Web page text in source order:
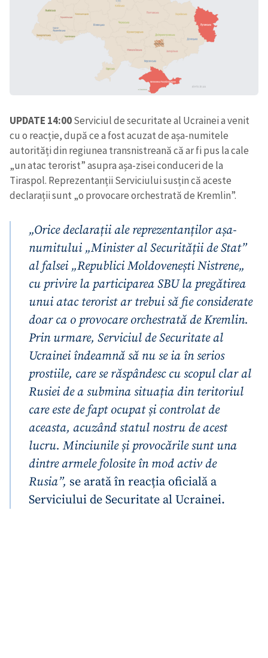
UPDATE 14:00Serviciul de securitate al Ucrainei a venit
cu o reacție, după ce a fost acuzat de așa-numitele
autorități din regiunea transnistreană că ar fi pus la cale
„un atac terorist” asupra așa-zisei conduceri de la
Tiraspol. Reprezentanții Serviciului susțin că aceste
declarații sunt „o provocare orchestrată de Kremlin”.
„Orice declarații ale reprezentanților așa-
numitului „Minister al Securității de Stat”
al falsei „Republici Moldovenești Nistrene„
cu privire la participarea SBU la pregătirea
unui atac terorist ar trebui să fie considerate
doar ca o provocare orchestrată de Kremlin.
Prin urmare, Serviciul de Securitate al
Ucrainei îndeamnă să nu se ia în serios
prostiile, care se răspândesc cu scopul clar al
Rusiei de a submina situația din teritoriul
care este de fapt ocupat și controlat de
aceasta, acuzând statul nostru de acest
lucru. Minciunile și provocările sunt una
dintre armele folosite în mod activ de
Rusia”, se arată în reacția oficială a
Serviciului de Securitate al Ucrainei.
CONTACT SURSĂ
Sursă anonimă
+ Numele meu
Telefon
+ Telefon personal
Am citit și sunt de
acord cupolitica de
confidențialitate.